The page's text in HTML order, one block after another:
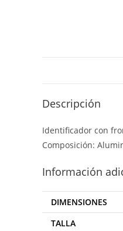
Descripción
Identificador con
Composición:
Información
DIMENSIONES
TALLA